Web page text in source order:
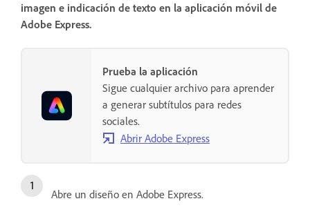
imagen e indicación de texto en la aplicación móvil de
Adobe Express.
Prueba la aplicación
Sigue cualquier archivo para aprender
a generar subtítulos para redes
sociales.
Abrir Adobe Express
Abre un diseño en Adobe Express.